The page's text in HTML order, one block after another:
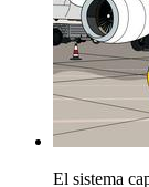
El sistema